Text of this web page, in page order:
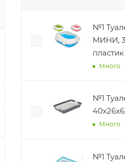
№1
МИНИ,
пластик
Много
№1
Много
№1